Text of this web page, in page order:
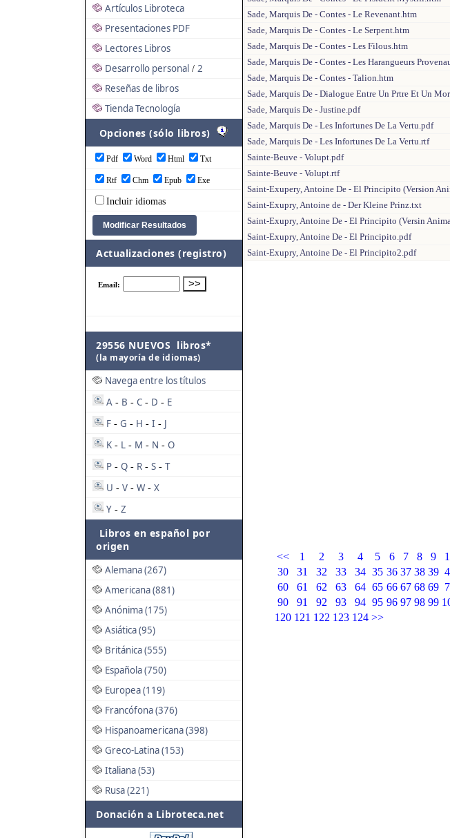
Artículos Libroteca
Presentaciones PDF
Lectores Libros
Desarrollo personal / 2
Reseñas de libros
Tienda Tecnología
Opciones (sólo libros)
Pdf Word Html Txt
Rtf Chm Epub Exe
Incluir idiomas
Actualizaciones (registro)
29556 NUEVOS libros*
(la mayoría de idiomas)
Navega entre los títulos
A - B - C - D - E
F - G - H - I - J
K - L - M - N - O
P - Q - R - S - T
U - V - W - X
Y - Z
Libros en español por
origen
Alemana (267)
Americana (881)
Anónima (175)
Asiática (95)
Británica (555)
Española (750)
Europea (119)
Francófona (376)
Hispanoamericana (398)
Greco-Latina (153)
Italiana (53)
Rusa (221)
Donación a Libroteca.net
Sade, Marquis De - Contes - Le Revenant.htm
Sade, Marquis De - Contes - Le Serpent.htm
Sade, Marquis De - Contes - Les Filous.htm
Sade, Marquis De - Contes - Les Harangueurs
Sade, Marquis De - Contes - Talion.htm
Sade, Marquis De - Dialogue Entre Un Prtre Et Un
Sade, Marquis De - Justine.pdf
Sade, Marquis De - Les Infortunes De La Vertu.pdf
Sade, Marquis De - Les Infortunes De La Vertu.rtf
Sainte-Beuve - Volupt.pdf
Sainte-Beuve - Volupt.rtf
Saint-Exupery, Antoine De - El Principito (Version
Saint-Exupry, Antoine de - Der Kleine Prinz.txt
Saint-Exupry, Antoine De - El Principito (Versin
Saint-Exupry, Antoine De - El Principito.pdf
Saint-Exupry, Antoine De - El Principito2.pdf
<< 1 2 3 4 5 6 7 8 9
30
31 32 33 34 35 36 37 38 39
60
61 62 63 64 65 66 67 68 69
90
91 92 93 94 95 96 97 98 99
120 121 122 123 124 >>